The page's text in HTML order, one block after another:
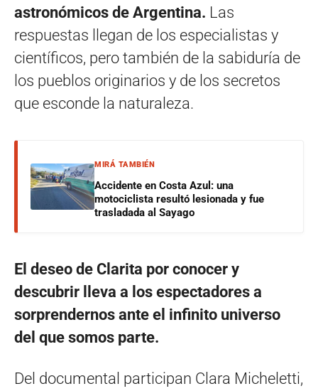
astronómicos de Argentina. Las
respuestas llegan de los especialistas y
científicos, pero también de la sabiduría de
los pueblos originarios y de los secretos
que esconde la naturaleza.
MIRÁ TAMBIÉN
Accidente en Costa Azul: una
motociclista resultó lesionada y fue
trasladada al Sayago
El deseo de Clarita por conocer y
descubrir lleva a los espectadores a
sorprendernos ante el infinito universo
del que somos parte.
Del documental participan Clara Micheletti,